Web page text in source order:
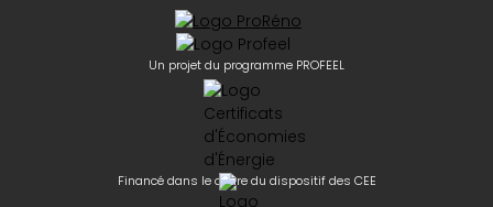
Un projet du programme PROFEEL
Financé dans le cadre du dispositif des CEE